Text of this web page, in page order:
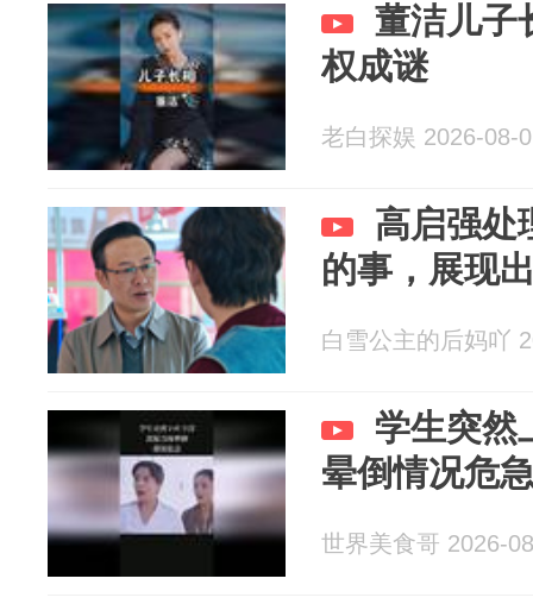
董洁儿子
权成谜
老白探娱 2026-08-
高启强处
的事，展现
白雪公主的后妈吖
学生突然
晕倒情况危
世界美食哥 2026-